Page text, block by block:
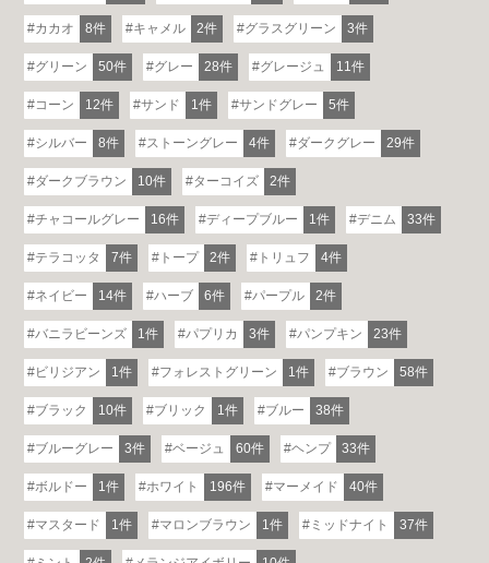
カカオ 8件 キャメル 2件 グラスグリーン 3件
グリーン 50件 グレー 28件 グレージュ 11件
コーン 12件 サンド 1件 サンドグレー 5件
シルバー 8件 ストーングレー 4件 ダークグレー 29件
ダークブラウン 10件 ターコイズ 2件
チャコールグレー 16件 ディープブルー 1件 デニム 33件
テラコッタ 7件 トープ 2件 トリュフ 4件
ネイビー 14件 ハーブ 6件 パープル 2件
バニラビーンズ 1件 パプリカ 3件 パンプキン 23件
ビリジアン 1件 フォレストグリーン 1件 ブラウン 58件
ブラック 10件 ブリック 1件 ブルー 38件
ブルーグレー 3件 ベージュ 60件 ヘンプ 33件
ボルドー 1件 ホワイト 196件 マーメイド 40件
マスタード 1件 マロンブラウン 1件 ミッドナイト 37件